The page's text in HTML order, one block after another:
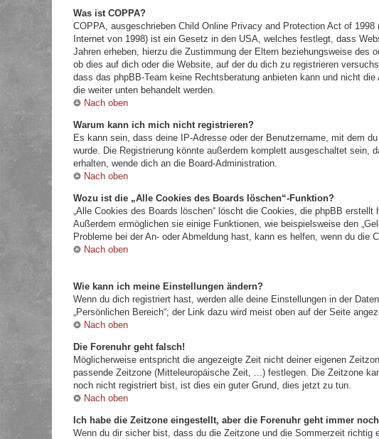
Was ist COPPA?
COPPA, ausgeschrieben Child Online Privacy and Protection Act of
Internet von 1998) ist ein Gesetz in den USA, welches festlegt, dass
Jahren erheben, hierzu die Zustimmung der Eltern beziehungsweise des
ob dies auf dich oder die Website, auf der du dich zu registrieren
dass das phpBB-Team keine Rechtsberatung anbieten kann und nicht
die weiter unten behandelt werden.
Nach oben
Warum kann ich mich nicht registrieren?
Es kann sein, dass deine IP-Adresse oder der Benutzername, mit dem
wurde. Die Registrierung könnte außerdem komplett ausgeschaltet sein,
erhalten, wende dich an die Board-Administration.
Nach oben
Wozu ist die „Alle Cookies des Boards löschen“-Funktion?
„Alle Cookies des Boards löschen“ löscht die Cookies, die phpBB
Außerdem ermöglichen sie einige Funktionen, wie beispielsweise den
Probleme bei der An- oder Abmeldung hast, kann es helfen, wenn du die
Nach oben
Wie kann ich meine Einstellungen ändern?
Wenn du dich registriert hast, werden alle deine Einstellungen in der
„Persönlichen Bereich“; der Link dazu wird meist oben auf der Seite
Nach oben
Die Forenuhr geht falsch!
Möglicherweise entspricht die angezeigte Zeit nicht deiner eigenen
passende Zeitzone (Mitteleuropäische Zeit, ...) festlegen. Die Zeitzone
noch nicht registriert bist, ist dies ein guter Grund, dies jetzt zu tun.
Nach oben
Ich habe die Zeitzone eingestellt, aber die Forenuhr geht immer
Wenn du dir sicher bist, dass du die Zeitzone und die Sommerzeit